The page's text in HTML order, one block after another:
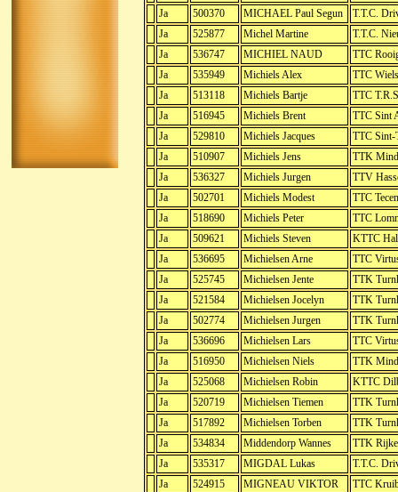
Ja
500370 MICHAEL Paul Segun
T.T.C.
Ja
525877 Michel Martine
T.T.C.
Ja
536747 MICHIEL NAUD
TTC
Ja
535949 Michiels Alex
TTC
Ja
513118 Michiels Bartje
TTC
Ja
516945 Michiels Brent
TTC Sint
Ja
529810 Michiels Jacques
TTC Sint-
Ja
510907 Michiels Jens
TTK
Ja
536327 Michiels Jurgen
TTV
Ja
502701 Michiels Modest
TTC
Ja
518690 Michiels Peter
TTC
Ja
509621 Michiels Steven
KTTC
Ja
536695 Michielsen Arne
TTC
Ja
525745 Michielsen Jente
TTK
Ja
521584 Michielsen Jocelyn
TTK
Ja
502774 Michielsen Jurgen
TTK
Ja
536696 Michielsen Lars
TTC
Ja
516950 Michielsen Niels
TTK
Ja
525068 Michielsen Robin
KTTC
Ja
520719 Michielsen Tiemen
TTK
Ja
517892 Michielsen Torben
TTK
Ja
534834 Middendorp Wannes
TTK
Ja
535317 MIGDAL Lukas
T.T.C.
Ja
524915 MIGNEAU VIKTOR
TTC